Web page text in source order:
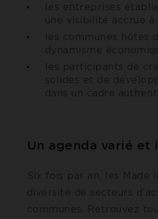
les entreprises
une visibilité accrue
les communes hôtes
dynamisme
les participants de
solides et de
dans un cadre
Un agenda varié et
Six fois par an, les Made
diversité de secteurs
communes. Retrouvez